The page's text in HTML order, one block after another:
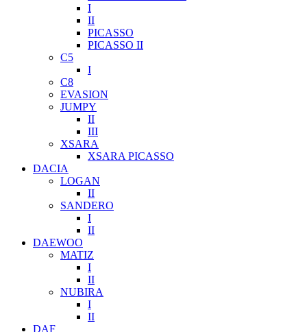
I
II
PICASSO
PICASSO II
C5
I
C8
EVASION
JUMPY
II
III
XSARA
XSARA PICASSO
DACIA
LOGAN
II
SANDERO
I
II
DAEWOO
MATIZ
I
II
NUBIRA
I
II
DAF